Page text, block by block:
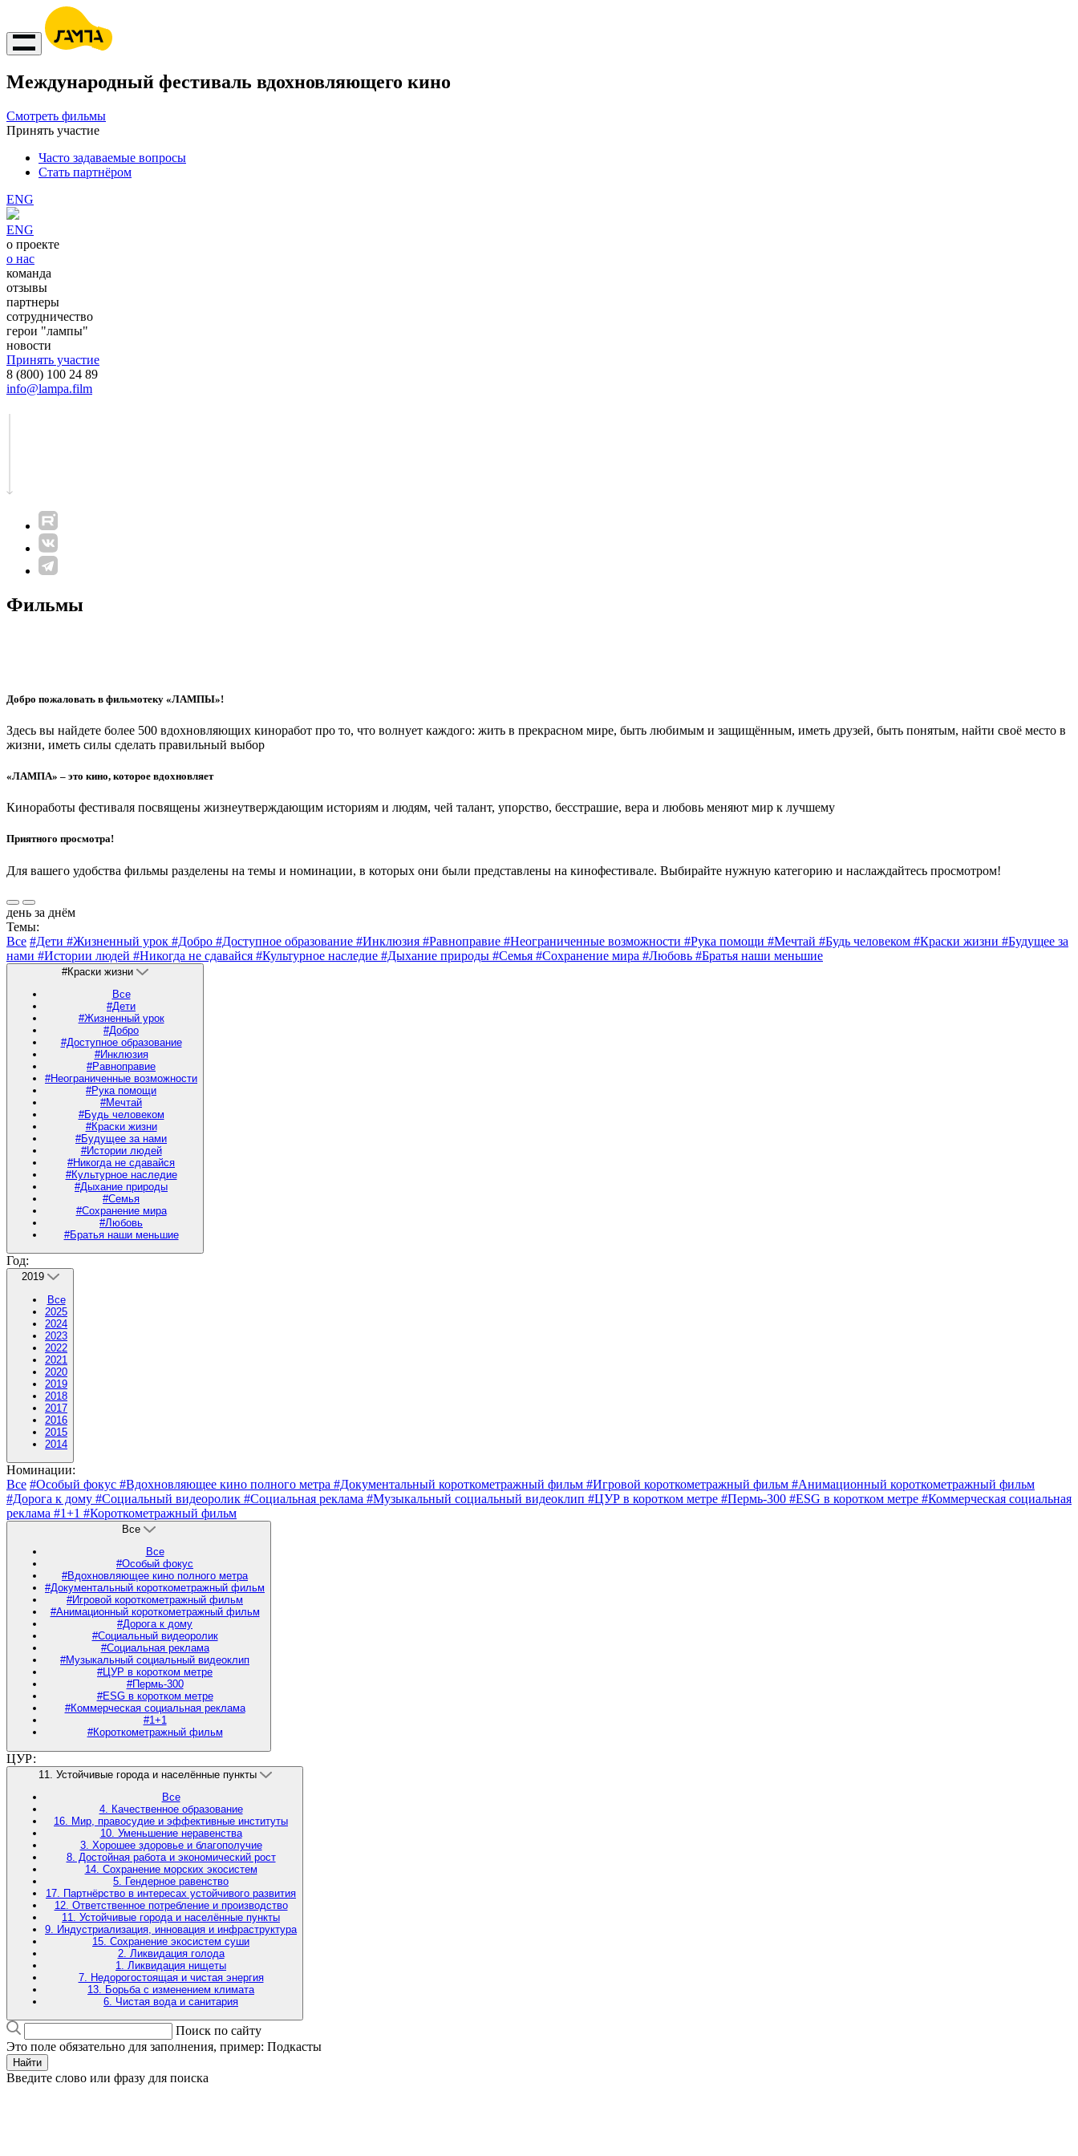
Международный фестиваль вдохновляющего кино
Смотреть фильмы
Принять участие
Часто задаваемые вопросы
Стать партнёром
ENG
ENG
о проекте
о нас
команда
отзывы
партнеры
сотрудничество
герои "лампы"
новости
Принять участие
8 (800) 100 24 89
info@lampa.film
Фильмы
Добро пожаловать в фильмотеку «ЛАМПЫ»!
Здесь вы найдете более 500 вдохновляющих киноработ про то, что волнует каждого: жить в прекрасном мире, быть любимым и защищённым, иметь друзей, быть понятым, найти своё место в
жизни, иметь силы сделать правильный выбор
«ЛАМПА» – это кино, которое вдохновляет
Киноработы фестиваля посвящены жизнеутверждающим историям и людям, чей талант, упорство, бесстрашие, вера и любовь меняют мир к лучшему
Приятного просмотра!
Для вашего удобства фильмы разделены на темы и номинации, в которых они были представлены на кинофестивале. Выбирайте нужную категорию и наслаждайтесь просмотром!
день за днём
Темы:
Все #Дети #Жизненный урок #Добро #Доступное образование #Инклюзия #Равноправие #Неограниченные возможности #Рука помощи #Мечтай #Будь человеком #Краски жизни #Будущее за
нами #Истории людей #Никогда не сдавайся #Культурное наследие #Дыхание природы #Семья #Сохранение мира #Любовь #Братья наши меньшие
#Краски жизни
Все
#Дети
#Жизненный урок
#Добро
#Доступное образование
#Инклюзия
#Равноправие
#Неограниченные возможности
#Рука помощи
#Мечтай
#Будь человеком
#Краски жизни
#Будущее за нами
#Истории людей
#Никогда не сдавайся
#Культурное наследие
#Дыхание природы
#Семья
#Сохранение мира
#Любовь
#Братья наши меньшие
Год:
2019
Все
2025
2024
2023
2022
2021
2020
2019
2018
2017
2016
2015
2014
Номинации:
Все #Особый фокус #Вдохновляющее кино полного метра #Документальный короткометражный фильм #Игровой короткометражный фильм #Анимационный короткометражный фильм
#Дорога к дому #Социальный видеоролик #Социальная реклама #Музыкальный социальный видеоклип #ЦУР в коротком метре #Пермь-300 #ESG в коротком метре #Коммерческая социальная
реклама #1+1 #Короткометражный фильм
Все
Все
#Особый фокус
#Вдохновляющее кино полного метра
#Документальный короткометражный фильм
#Игровой короткометражный фильм
#Анимационный короткометражный фильм
#Дорога к дому
#Социальный видеоролик
#Социальная реклама
#Музыкальный социальный видеоклип
#ЦУР в коротком метре
#Пермь-300
#ESG в коротком метре
#Коммерческая социальная реклама
#1+1
#Короткометражный фильм
ЦУР:
11. Устойчивые города и населённые пункты
Все
4. Качественное образование
16. Мир, правосудие и эффективные институты
10. Уменьшение неравенства
3. Хорошее здоровье и благополучие
8. Достойная работа и экономический рост
14. Сохранение морских экосистем
5. Гендерное равенство
17. Партнёрство в интересах устойчивого развития
12. Ответственное потребление и производство
11. Устойчивые города и населённые пункты
9. Индустриализация, инновация и инфраструктура
15. Сохранение экосистем суши
2. Ликвидация голода
1. Ликвидация нищеты
7. Недорогостоящая и чистая энергия
13. Борьба с изменением климата
6. Чистая вода и санитария
Поиск по сайту
Это поле обязательно для заполнения, пример: Подкасты
Найти
Введите слово или фразу для поиска